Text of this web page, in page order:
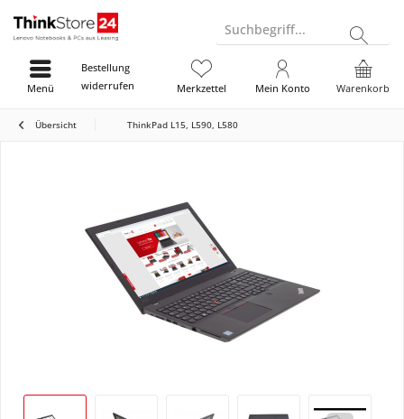
Suchbegriff...
Bestellung
widerrufen
Warenkorb
Merkzettel Mein Konto
Menü
Übersicht ThinkPad L15, L590, L580